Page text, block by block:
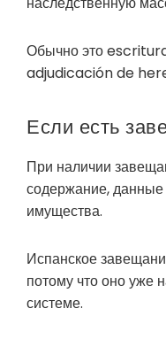
Обычно это
adjudicación de
Если есть
При наличии
содержание, данные
имущества.
Испанское
потому что оно уже
системе.